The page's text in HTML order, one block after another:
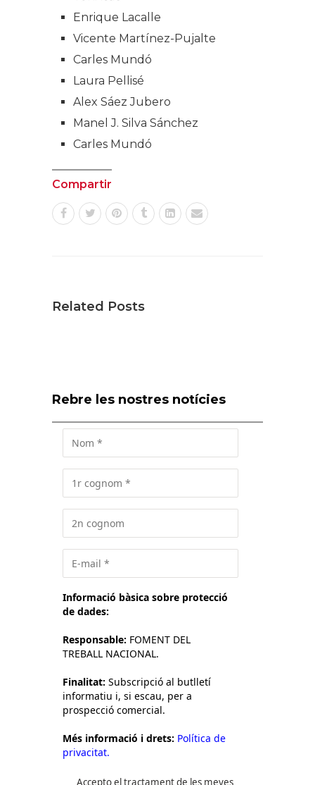
Enrique Lacalle
Vicente Martínez-Pujalte
Carles Mundó
Laura Pellisé
Alex Sáez Jubero
Manel J. Silva Sánchez
Carles Mundó
Compartir
Related Posts
Rebre les nostres notícies
Informació bàsica sobre protecció
de dades:
Responsable: FOMENT DEL
TREBALL NACIONAL.
Finalitat: Subscripció al butlletí
informatiu i, si escau, per a
prospecció comercial.
Més informació i drets: Política de
privacitat.
Accepto el tractament de les meves